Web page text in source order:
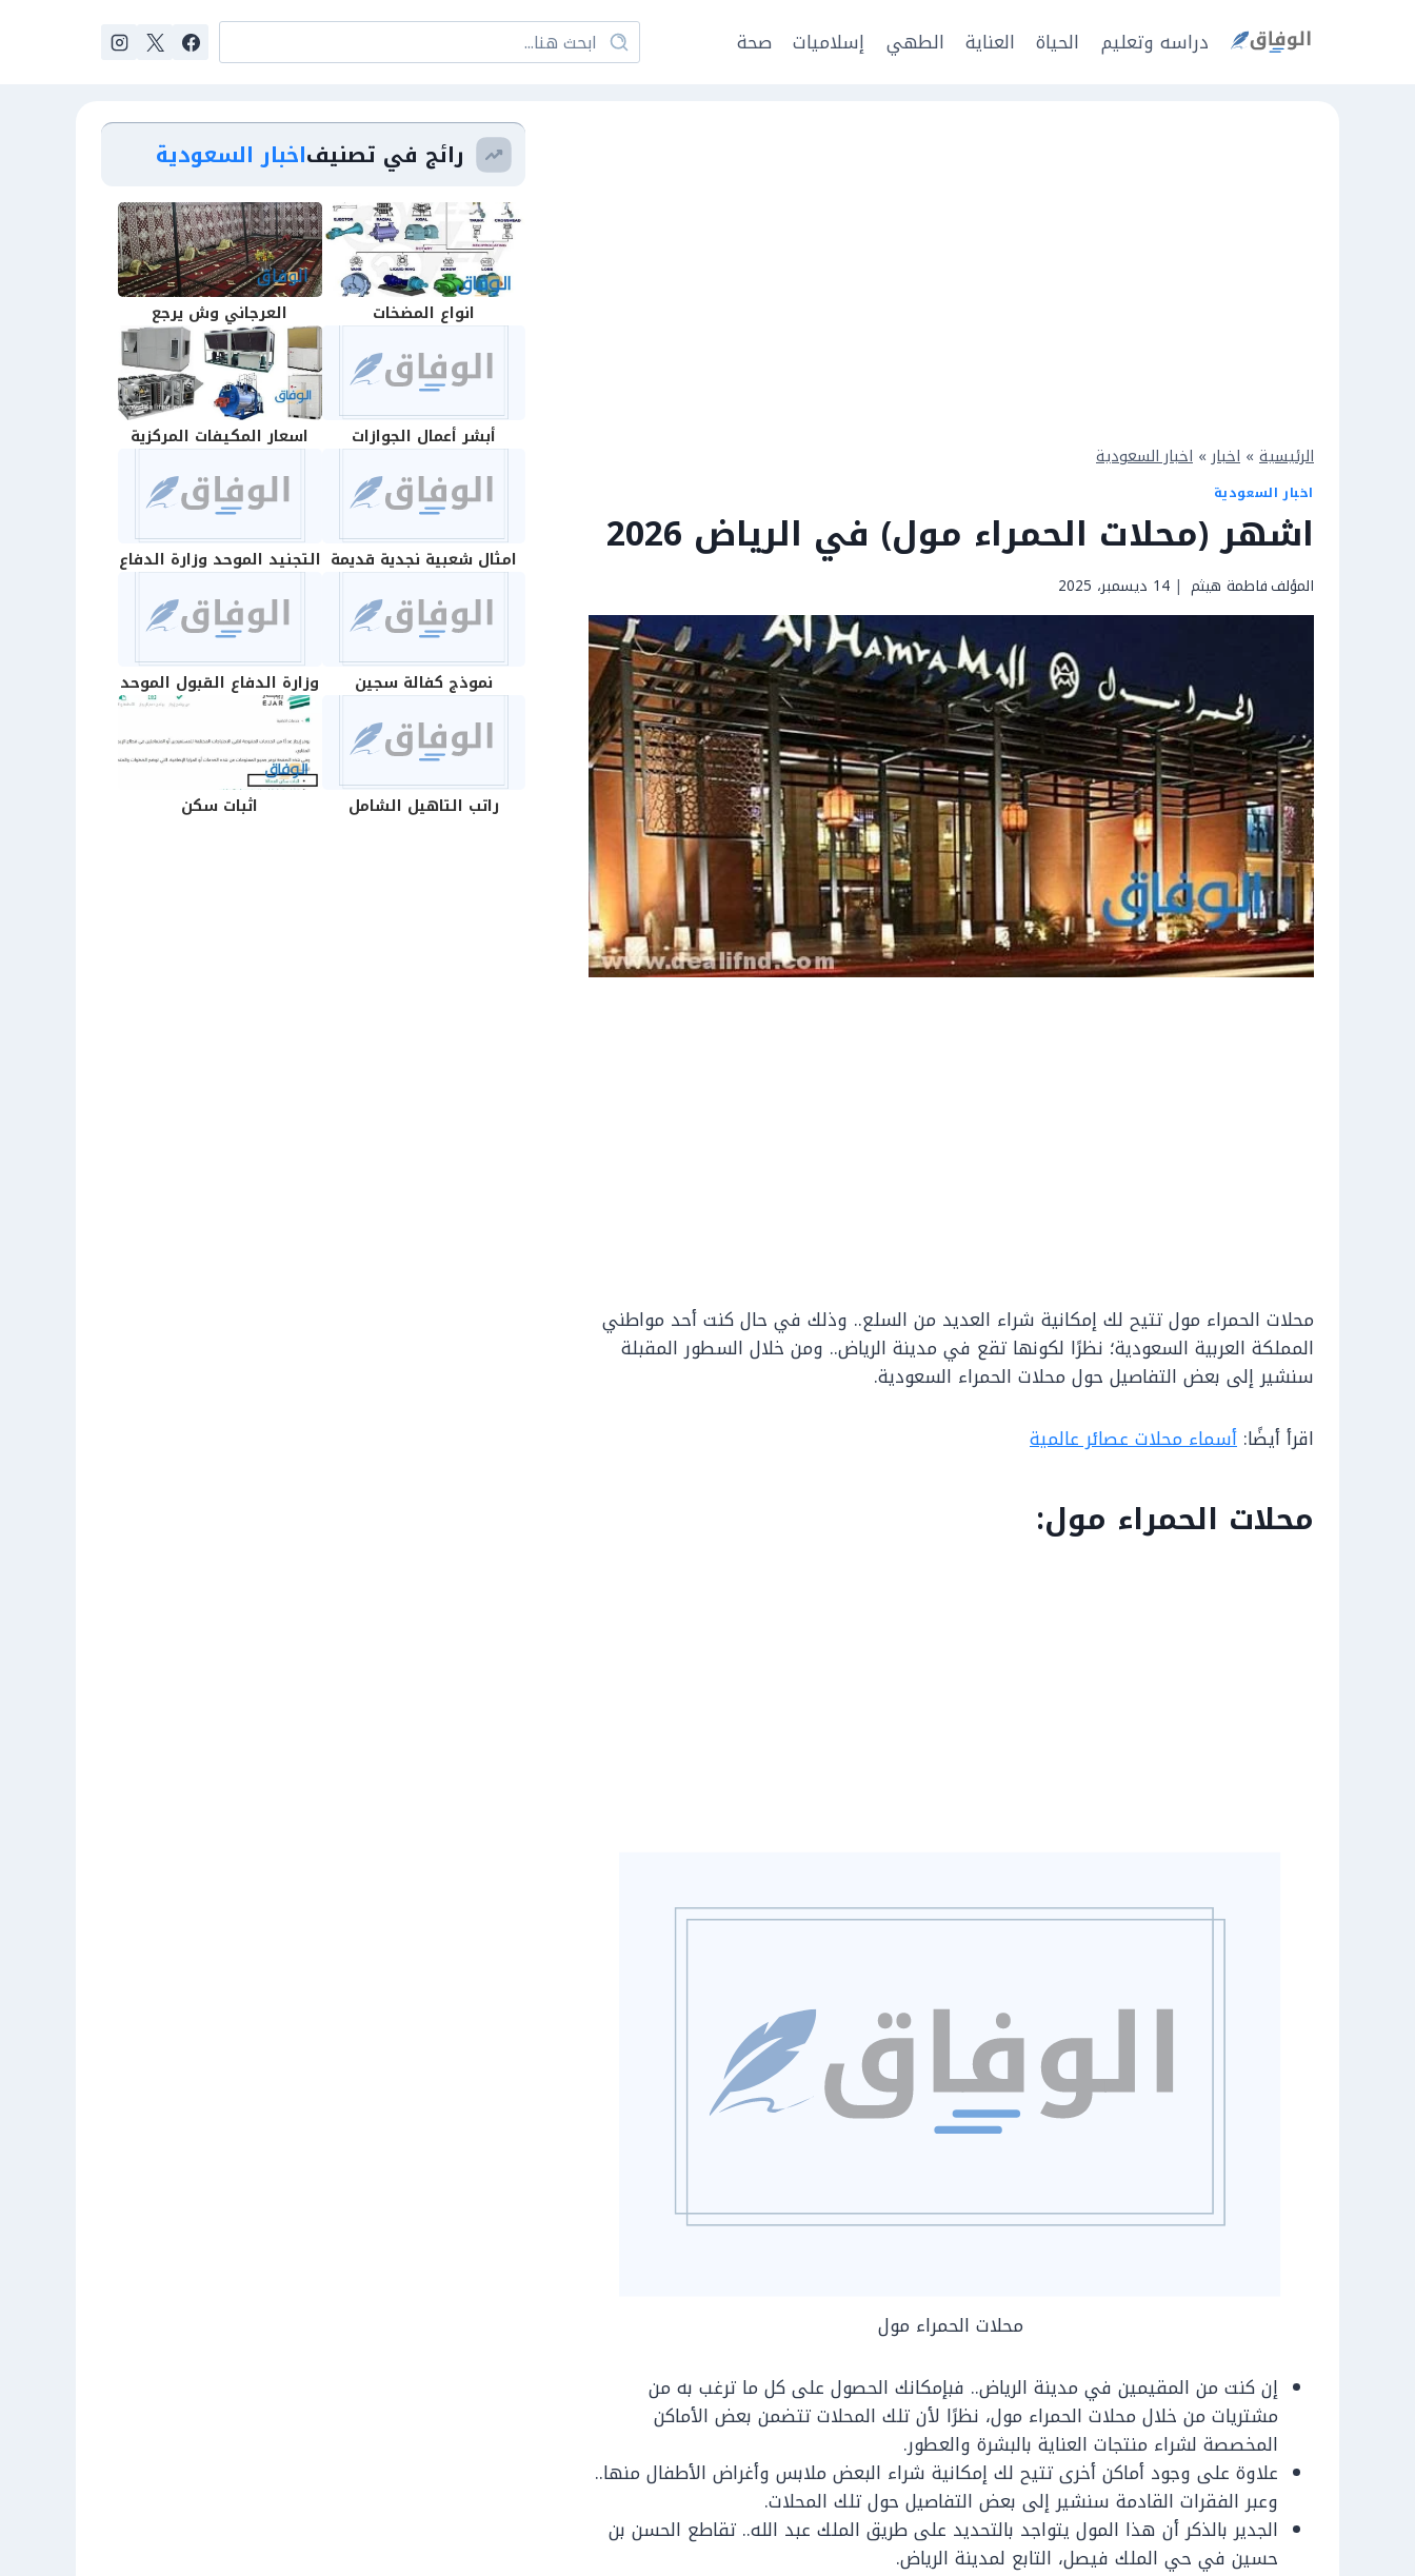
دراسه وتعليم الحياة العناية الطهي إسلاميات صحة
الرئيسية » اخبار» اخبار السعودية
اخبار السعودية
اشهر (محلات الحمراء مول) في الرياض 2026
المؤلففاطمة هيثم 14 ديسمبر، 2025
محلات الحمراء مول تتيح لك إمكانية شراء العديد من السلع.. وذلك في حال كنت أحد مواطني
المملكة العربية السعودية؛ نظرًا لكونها تقع في مدينة الرياض.. ومن خلال السطور المقبلة
سنشير إلى بعض التفاصيل حول محلات الحمراء السعودية.
اقرأ أيضًا: أسماء محلات عصائر عالمية
محلات الحمراء مول:
محلات الحمراء مول
إن كنت من المقيمين في مدينة الرياض.. فبإمكانك الحصول على كل ما ترغب به من
مشتريات من خلال محلات الحمراء مول، نظرًا لأن تلك المحلات تتضمن بعض الأماكن
المخصصة لشراء منتجات العناية بالبشرة والعطور.
علاوة على وجود أماكن أخرى تتيح لك إمكانية شراء البعض ملابس وأغراض الأطفال منها..
وعبر الفقرات القادمة سنشير إلى بعض التفاصيل حول تلك المحلات.
الجدير بالذكر أن هذا المول يتواجد بالتحديد على طريق الملك عبد الله.. تقاطع الحسن بن
حسين في حي الملك فيصل، التابع لمدينة الرياض.
رائج في تصنيفاخبار السعودية
انواع المضخات العرجاني وش يرجع
أبشر أعمال الجوازات اسعار المكيفات المركزية
امثال شعبية نجدية قديمة التجنيد الموحد وزارة الدفاع
نموذج كفالة سجين وزارة الدفاع القبول الموحد
راتب التاهيل الشامل اثبات سكن